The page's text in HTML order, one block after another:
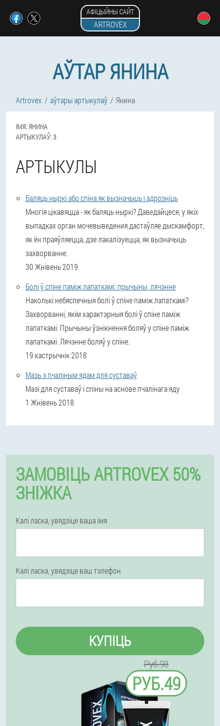
АФІЦЫЙНЫ САЙТ
ARTROVEX
АЎТАР ЯНИНА
Artrovex аўтары артыкулаў Янина
ІМЯ:ЯНИНА
АРТЫКУЛАЎ:3
АРТЫКУЛЫ
Баляць ныркі або спіна як вызначыць і адрозніць
Многія цікавяцца - як баляць ныркі? Даведайцеся, у якіх
выпадках орган мочевыведения дастаўляе дыскамфорт,
як ён праяўляецца, дзе лакалізуецца, як вызначыць
захворванне.
30 Жнівень 2019
Болі ў спіне паміж лапаткамі: прычыны, лячэнне
Наколькі небяспечныя болі ў спіне паміж лапаткамі?
Захворванні, якім характэрныя болі ў спіне паміж
лапаткамі. Прычыны ўзнікнення боляў у спіне паміж
лапаткамі. Лячэнне боляў у спіне.
19 кастрычнік 2018
Мазь з пчаліным ядам для суставаў
Мазі для суставаў і спіны на аснове пчалінага яду
1 Жнівень 2018
ЗАМОВІЦЬ ARTROVEX 50%
ЗНІЖКА
Калі ласка, увядзіце ваша імя
Калі ласка, увядзіце ваш тэлефон
КУПІЦЬ
Руб.98
РУБ.49